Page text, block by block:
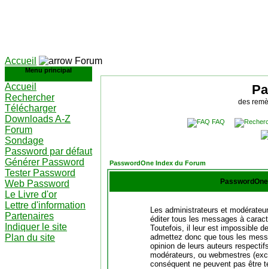
Accueil Forum
Menu principal
Accueil
Rechercher
Télécharger
Downloads A-Z
Forum
Sondage
Password par défaut
Générer Password
Tester Password
Web Password
Le Livre d'or
Lettre d'information
Partenaires
Indiquer le site
Plan du site
des
FAQ
PasswordOne Index du Forum
Les administrateurs et
éditer tous les messages à
Toutefois, il leur est impossible
admettez donc que tous les
opinion de leurs auteurs
modérateurs, ou webmestres
conséquent ne peuvent pas être